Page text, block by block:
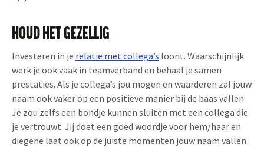
HOUD HET GEZELLIG
Investeren in je relatie met collega’s loont. Waarschijnlijk
werk je ook vaak in teamverband en behaal je samen
prestaties. Als je collega’s jou mogen en waarderen zal jouw
naam ook vaker op een positieve manier bij de baas vallen.
Je zou zelfs een bondje kunnen sluiten met een collega die
je vertrouwt. Jij doet een goed woordje voor hem/haar en
diegene laat ook op de juiste momenten jouw naam vallen.